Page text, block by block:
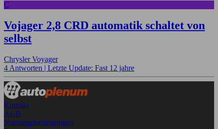
C
Vojager 2,8 CRD automatik schaltet von
selbst
Chrysler Voyager
4 Antworten | Letzte Update: Fast 12 jahre
Kontakt
AGB
Nutzungsbedingungen